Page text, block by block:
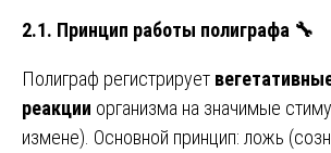
2.1. Принцип работы полиграфа 🔧
Полиграф регистрирует
реакции организма на значимые
измене). Основной принцип: ложь